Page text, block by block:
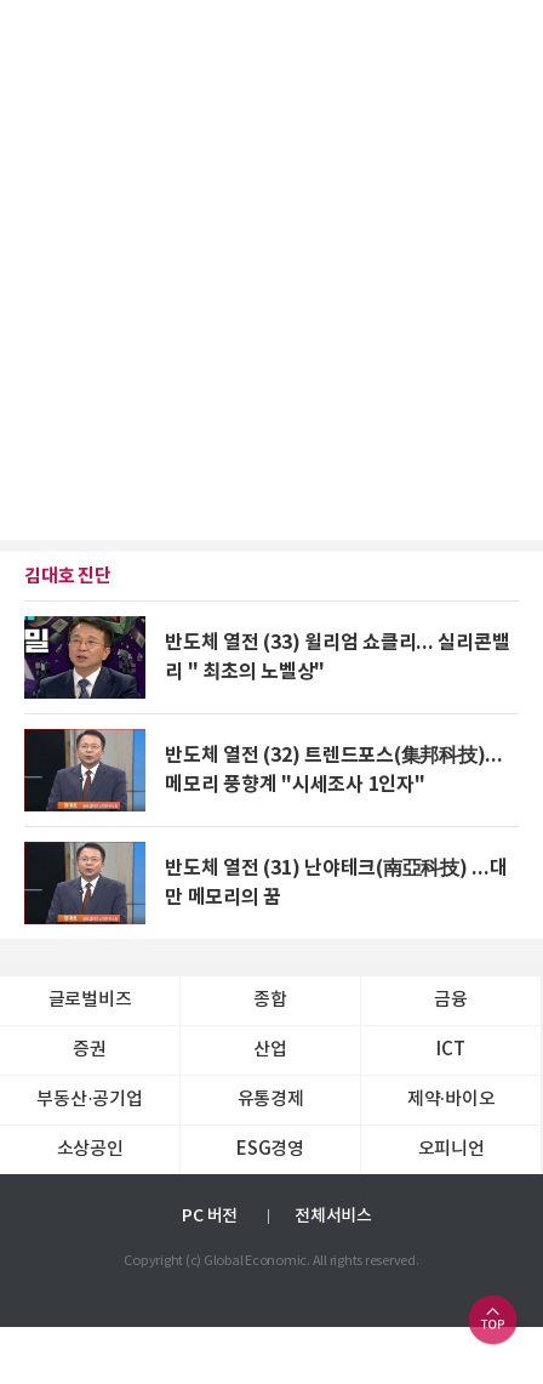
김대호 진단
반도체 열전 (33) 윌리엄 쇼클리... 실리콘밸
리 " 최초의 노벨상"
반도체 열전 (32) 트렌드포스(集邦科技)...
메모리 풍향계 "시세조사 1인자"
반도체 열전 (31) 난야테크(南亞科技) ...대
만 메모리의 꿈
글로벌비즈 종합 금융
증권 산업 ICT
부동산·공기업 유통경제 제약∙바이오
소상공인 ESG경영 오피니언
PC 버전 전체서비스
Copyright (c) Global Economic. All rights reserved.